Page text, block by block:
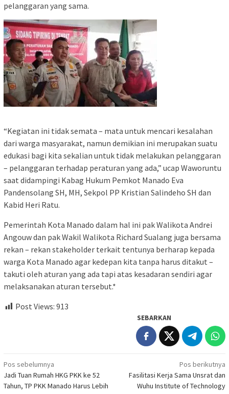
pelanggaran yang sama.
“Kegiatan ini tidak semata – mata untuk mencari kesalahan
dari warga masyarakat, namun demikian ini merupakan suatu
edukasi bagi kita sekalian untuk tidak melakukan pelanggaran
– pelanggaran terhadap peraturan yang ada,” ucap Waworuntu
saat didampingi Kabag Hukum Pemkot Manado Eva
Pandensolang SH, MH, Sekpol PP Kristian Salindeho SH dan
Kabid Heri Ratu.
Pemerintah Kota Manado dalam hal ini pak Walikota Andrei
Angouw dan pak Wakil Walikota Richard Sualang juga bersama
rekan – rekan stakeholder terkait tentunya berharap kepada
warga Kota Manado agar kedepan kita tanpa harus ditakut –
takuti oleh aturan yang ada tapi atas kesadaran sendiri agar
melaksanakan aturan tersebut.*
Post Views: 913
SEBARKAN
Navigasi
pos
Pos sebelumnya
Jadi Tuan Rumah HKG PKK ke 52
Tahun, TP PKK Manado Harus Lebih
Pos berikutnya
Fasilitasi Kerja Sama Unsrat dan
Wuhu Institute of Technology